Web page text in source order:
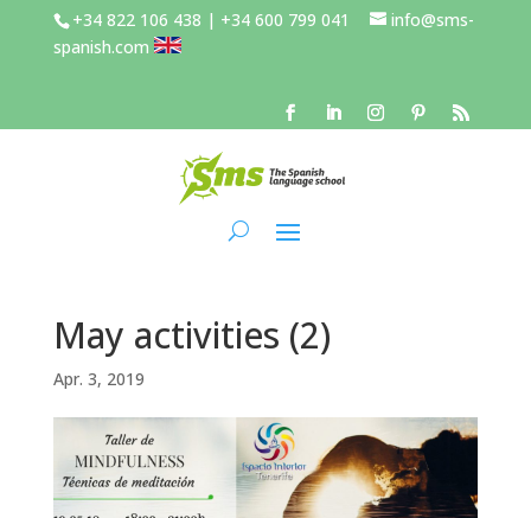
+34 822 106 438 | +34 600 799 041
info@sms-
spanish.com
May activities (2)
Apr. 3, 2019